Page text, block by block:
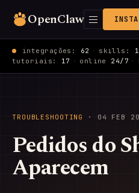
OpenClaw
integrações: 62 · skills:
tutoriais: 17 · online 24/7 ·
TROUBLESHOOTING · 04 FEB
Pedidos do
Aparecem